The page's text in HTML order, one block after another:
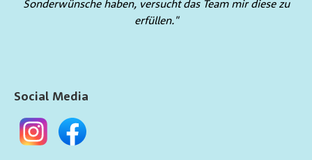
Sonderwünsche haben, versucht das Team mir diese zu
erfüllen."
Social Media